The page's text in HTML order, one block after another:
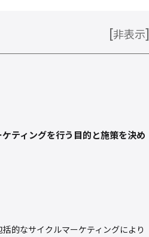
[非表示]
ティングを行う目的と施策を決め
的なサイクルマーケティングにより